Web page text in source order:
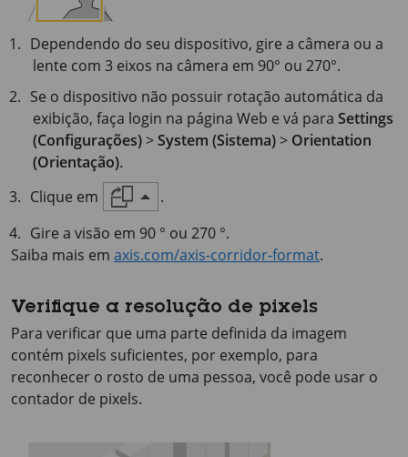
Dependendo do seu dispositivo, gire a câmera ou a
lente com 3 eixos na câmera em 90° ou 270°.
Se o dispositivo não possuir rotação automática da
exibição, faça login na página Web e vá para Settings
(Configurações)>System (Sistema)> Orientation
(Orientação).
Clique em
.
Gire a visão em 90 ° ou 270 °.
Saiba mais em axis.com/axis-corridor-format.
Verifique a resolução de pixels
Para verificar que uma parte definida da imagem
contém pixels suficientes, por exemplo, para
reconhecer o rosto de uma pessoa, você pode usar o
contador de pixels.